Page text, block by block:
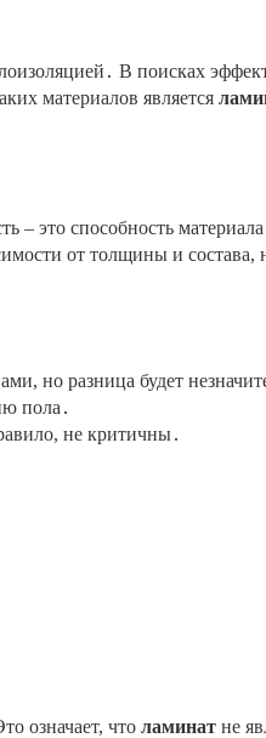
В поисках
материалов является
– это способность
от толщины и
но разница будет
пола․
не критичны․
означает, что ламинат не